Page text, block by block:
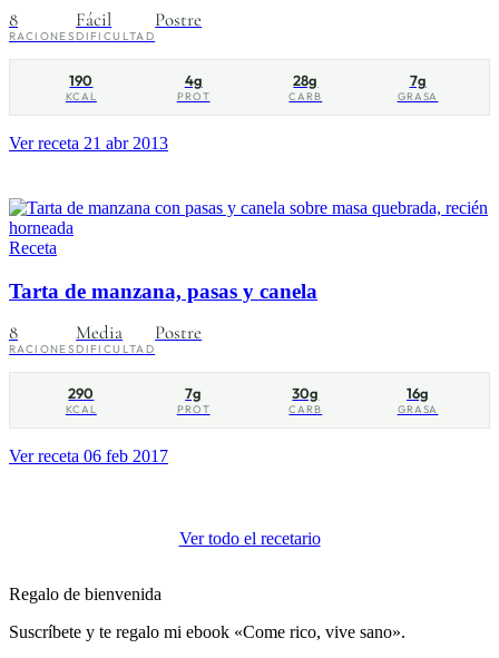
8
RACIONES
Fácil
DIFICULTAD
Postre
190
KCAL
4g
PROT
28g
CARB
7g
GRASA
Ver receta 21 abr 2013
Receta
Tarta de manzana, pasas y canela
8
RACIONES
Media
DIFICULTAD
Postre
290
KCAL
7g
PROT
30g
CARB
16g
GRASA
Ver receta 06 feb 2017
Ver todo el recetario
Regalo de bienvenida
Suscríbete y te regalo mi ebook «Come rico, vive sano».